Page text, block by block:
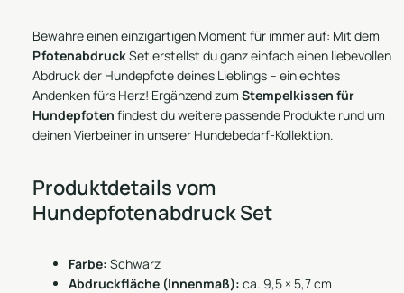
Bewahre einen einzigartigen Moment für immer auf: Mit dem
PfotenabdruckSet erstellst du ganz einfach einen liebevollen
Abdruck der Hundepfote deines Lieblings – ein echtes
Andenken fürs Herz! Ergänzend zum Stempelkissen für
Hundepfoten findest du weitere passende Produkte rund um
deinen Vierbeiner in unserer Hundebedarf-Kollektion.
Produktdetails vom
Hundepfotenabdruck Set
Farbe: Schwarz
Abdruckfläche (Innenmaß): ca. 9,5 × 5,7 cm